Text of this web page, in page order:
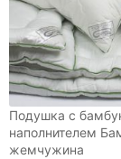
Подушка с
наполнителем
жемчужина